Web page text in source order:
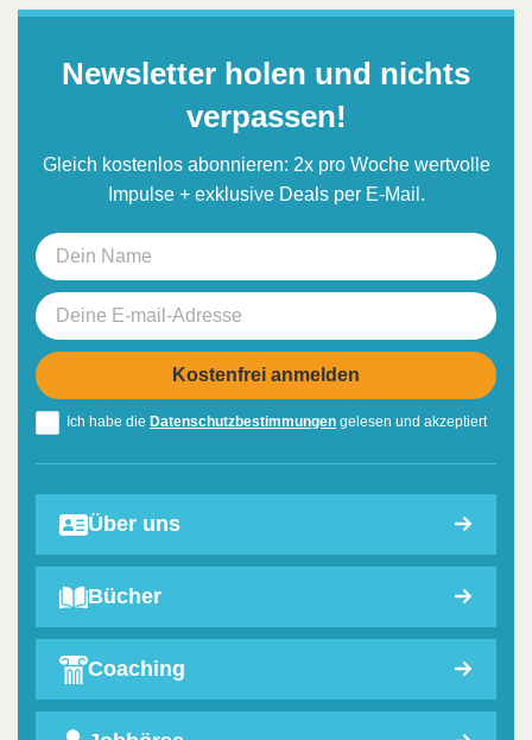
Newsletter holen und nichts
verpassen!
Gleich kostenlos abonnieren: 2x pro Woche wertvolle
Impulse + exklusive Deals per E-Mail.
Ich habe die Datenschutzbestimmungen gelesen und akzeptiert
Über uns
Bücher
Coaching